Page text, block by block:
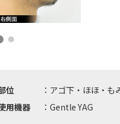
位
：アゴ下・ほほ・も
用機器 ：Gentle YAG